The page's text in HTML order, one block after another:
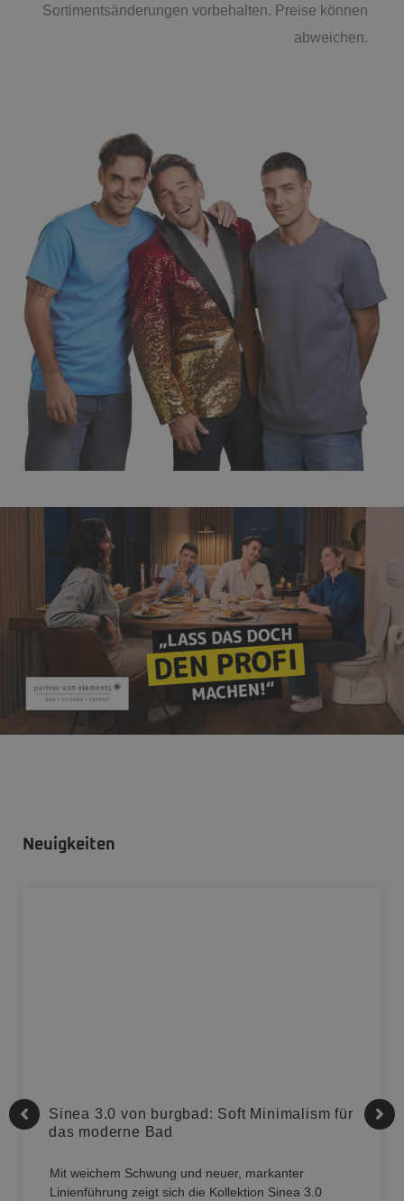
Sortimentsänderungen vorbehalten. Preise können
abweichen.
Neuigkeiten
Sinea 3.0 von burgbad: Soft Minimalism für
das moderne Bad
Mit weichem Schwung und neuer, markanter
Linienführung zeigt sich die Kollektion Sinea 3.0